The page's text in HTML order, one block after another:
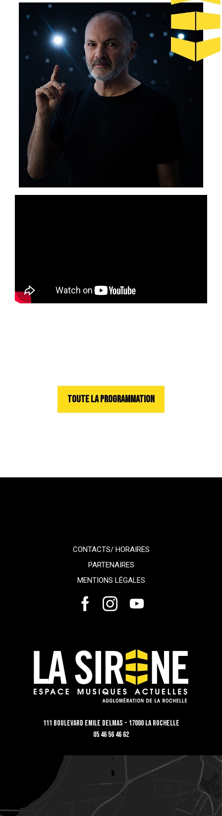
TOUTE LA PROGRAMMATION
CONTACTS/ HORAIRES
PARTENAIRES
MENTIONS LÉGALES
111 Boulevard Emile Delmas - 17000 La Rochelle
05 46 56 46 62